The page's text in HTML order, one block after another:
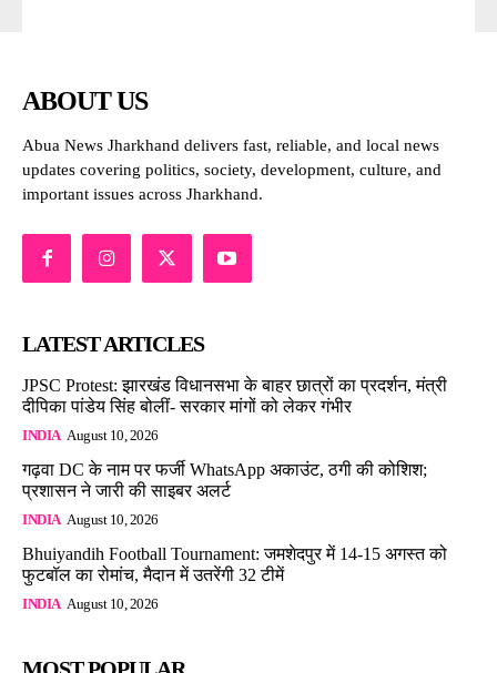
ABOUT US
Abua News Jharkhand delivers fast, reliable, and local news
updates covering politics, society, development, culture, and
important issues across Jharkhand.
LATEST ARTICLES
JPSC Protest: झारखंड विधानसभा के बाहर छात्रों का प्रदर्शन, मंत्री
दीपिका पांडेय सिंह बोलीं- सरकार मांगों को लेकर गंभीर
INDIA August 10, 2026
गढ़वा DC के नाम पर फर्जी WhatsApp अकाउंट, ठगी की कोशिश;
प्रशासन ने जारी की साइबर अलर्ट
INDIA August 10, 2026
Bhuiyandih Football Tournament: जमशेदपुर में 14-15 अगस्त को
फुटबॉल का रोमांच, मैदान में उतरेंगी 32 टीमें
INDIA August 10, 2026